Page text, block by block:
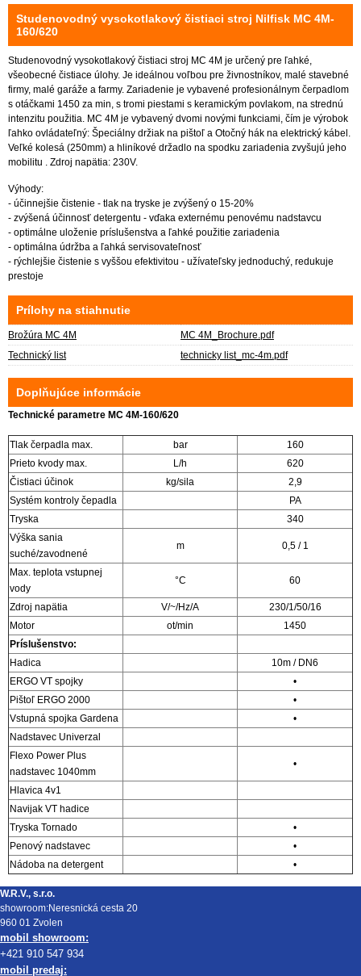
Studenovodný vysokotlakový čistiaci stroj Nilfisk MC 4M-
160/620
Studenovodný vysokotlakový čistiaci stroj MC 4M je určený pre ľahké,
všeobecné čistiace úlohy. Je ideálnou voľbou pre živnostníkov, malé stavebné
firmy, malé garáže a farmy. Zariadenie je vybavené profesionálnym čerpadlom
s otáčkami 1450 za min, s tromi piestami s keramickým povlakom, na strednú
intenzitu použitia. MC 4M je vybavený dvomi novými funkciami, čím je výrobok
ľahko ovládateľný: Špeciálny držiak na pištoľ a Otočný hák na elektrický kábel.
Veľké kolesá (250mm) a hliníkové držadlo na spodku zariadenia zvyšujú jeho
mobilitu . Zdroj napätia: 230V.
Výhody:
- účinnejšie čistenie - tlak na tryske je zvýšený o 15-20%
- zvýšená účinnosť detergentu - vďaka externému penovému nadstavcu
- optimálne uloženie príslušenstva a ľahké použitie zariadenia
- optimálna údržba a ľahká servisovateľnosť
- rýchlejšie čistenie s vyššou efektivitou - užívateľsky jednoduchý, redukuje
prestoje
Prílohy na stiahnutie
Brožúra MC 4M
MC 4M_Brochure.pdf
Technický list
technicky list_mc-4m.pdf
Doplňujúce informácie
Technické parametre MC 4M-160/620
Tlak čerpadla max. bar
160
Prieto kvody max.
L/h
620
Čistiaci účinok
kg/sila
2,9
Systém kontroly čepadla
PA
Tryska
340
Výška sania
suché/zavodnené
m 0,5 / 1
Max. teplota vstupnej
vody
°C 60
Zdroj napätia V/~/Hz/A
230/1/50/16
Motor
ot/min
1450
Príslušenstvo:
Hadica
10m / DN6
ERGO VT spojky
•
Pištoľ ERGO 2000
•
Vstupná spojka Gardena
•
Nadstavec Univerzal
Flexo Power Plus
nadstavec 1040mm
•
Hlavica 4v1
Navijak VT hadice
Tryska Tornado
•
Penový nadstavec
•
Nádoba na detergent
•
W.R.V., s.r.o.
showroom:Neresnická cesta 20
960 01 Zvolen
mobil showroom:
+421 910 547 934
mobil predaj: